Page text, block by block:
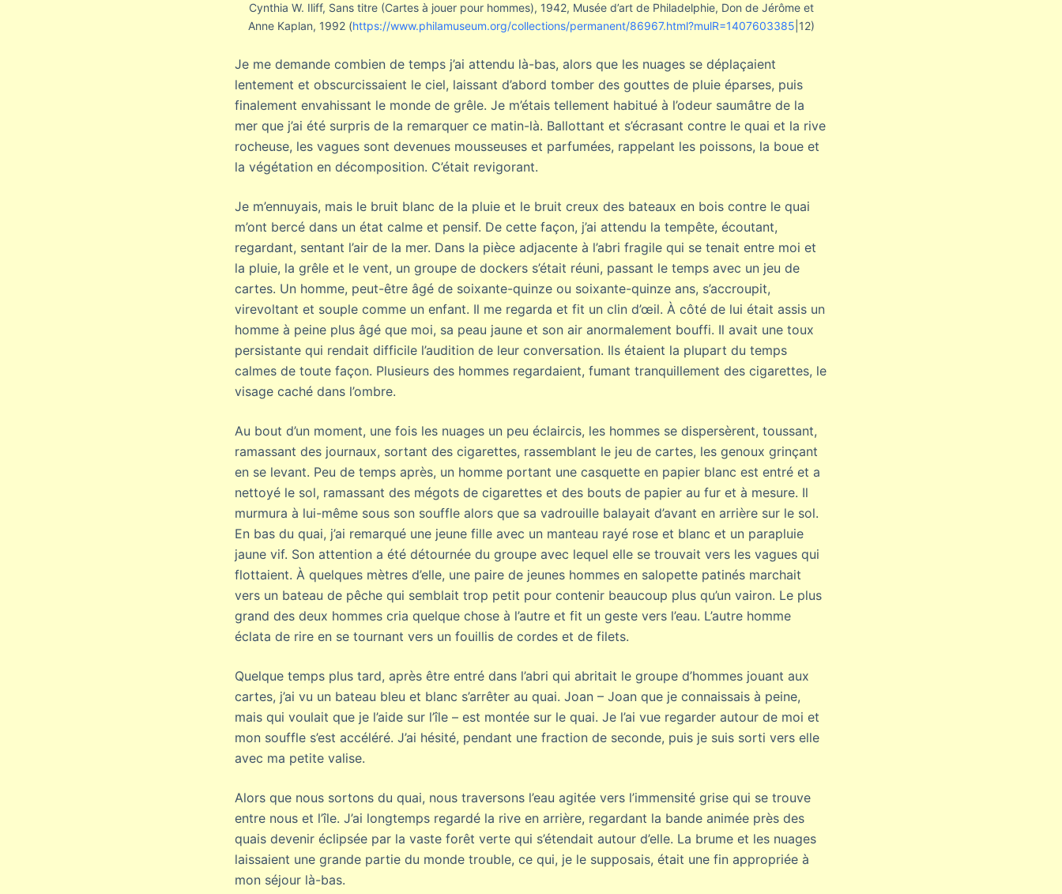
Cynthia W. Iliff, Sans titre (Cartes à jouer pour hommes), 1942, Musée d’art de Philadelphie, Don de Jérôme et
Anne Kaplan, 1992 (https://www.philamuseum.org/collections/permanent/86967.html?mulR=1407603385 |12)
Je me demande combien de temps j’ai attendu là-bas, alors que les nuages se déplaçaient
lentement et obscurcissaient le ciel, laissant d’abord tomber des gouttes de pluie éparses, puis
finalement envahissant le monde de grêle. Je m’étais tellement habitué à l’odeur saumâtre de la
mer que j’ai été surpris de la remarquer ce matin-là. Ballottant et s’écrasant contre le quai et la rive
rocheuse, les vagues sont devenues mousseuses et parfumées, rappelant les poissons, la boue et
la végétation en décomposition. C’était revigorant.
Je m’ennuyais, mais le bruit blanc de la pluie et le bruit creux des bateaux en bois contre le quai
m’ont bercé dans un état calme et pensif. De cette façon, j’ai attendu la tempête, écoutant,
regardant, sentant l’air de la mer. Dans la pièce adjacente à l’abri fragile qui se tenait entre moi et
la pluie, la grêle et le vent, un groupe de dockers s’était réuni, passant le temps avec un jeu de
cartes. Un homme, peut-être âgé de soixante-quinze ou soixante-quinze ans, s’accroupit,
virevoltant et souple comme un enfant. Il me regarda et fit un clin d’œil. À côté de lui était assis un
homme à peine plus âgé que moi, sa peau jaune et son air anormalement bouffi. Il avait une toux
persistante qui rendait difficile l’audition de leur conversation. Ils étaient la plupart du temps
calmes de toute façon. Plusieurs des hommes regardaient, fumant tranquillement des cigarettes, le
visage caché dans l’ombre.
Au bout d’un moment, une fois les nuages un peu éclaircis, les hommes se dispersèrent, toussant,
ramassant des journaux, sortant des cigarettes, rassemblant le jeu de cartes, les genoux grinçant
en se levant. Peu de temps après, un homme portant une casquette en papier blanc est entré et a
nettoyé le sol, ramassant des mégots de cigarettes et des bouts de papier au fur et à mesure. Il
murmura à lui-même sous son souffle alors que sa vadrouille balayait d’avant en arrière sur le sol.
En bas du quai, j’ai remarqué une jeune fille avec un manteau rayé rose et blanc et un parapluie
jaune vif. Son attention a été détournée du groupe avec lequel elle se trouvait vers les vagues qui
flottaient. À quelques mètres d’elle, une paire de jeunes hommes en salopette patinés marchait
vers un bateau de pêche qui semblait trop petit pour contenir beaucoup plus qu’un vairon. Le plus
grand des deux hommes cria quelque chose à l’autre et fit un geste vers l’eau. L’autre homme
éclata de rire en se tournant vers un fouillis de cordes et de filets.
Quelque temps plus tard, après être entré dans l’abri qui abritait le groupe d’hommes jouant aux
cartes, j’ai vu un bateau bleu et blanc s’arrêter au quai. Joan – Joan que je connaissais à peine,
mais qui voulait que je l’aide sur l’île – est montée sur le quai. Je l’ai vue regarder autour de moi et
mon souffle s’est accéléré. J’ai hésité, pendant une fraction de seconde, puis je suis sorti vers elle
avec ma petite valise.
Alors que nous sortons du quai, nous traversons l’eau agitée vers l’immensité grise qui se trouve
entre nous et l’île. J’ai longtemps regardé la rive en arrière, regardant la bande animée près des
quais devenir éclipsée par la vaste forêt verte qui s’étendait autour d’elle. La brume et les nuages
laissaient une grande partie du monde trouble, ce qui, je le supposais, était une fin appropriée à
mon séjour là-bas.